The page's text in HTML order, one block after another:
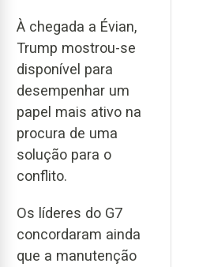
À chegada a Évian,
Trump mostrou-se
disponível para
desempenhar um
papel mais ativo na
procura de uma
solução para o
conflito.
Os líderes do G7
concordaram ainda
que a manutenção